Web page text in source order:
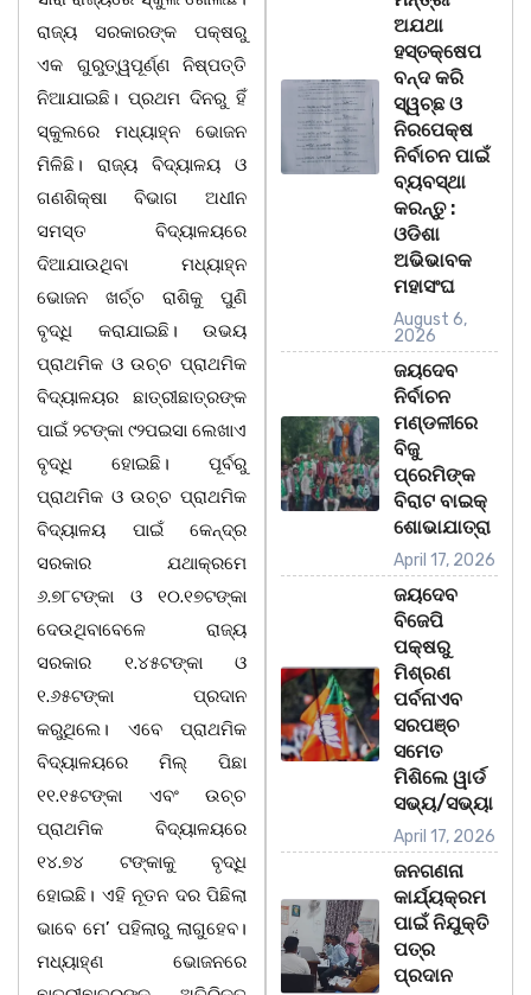
ରାଜ୍ୟ ସରକାରଙ୍କ ପକ୍ଷରୁ
ଏକ ଗୁରୁତ୍ୱପୂର୍ଣ୍ଣ ନିଷ୍ପତ୍ତି
ନିଆଯାଇଛି। ପ୍ରଥମ ଦିନରୁ ହିଁ
ସ୍କୁଲରେ ମଧ୍ୟାହ୍ନ ଭୋଜନ
ମିଳିଛି। ରାଜ୍ୟ ବିଦ୍ୟାଳୟ ଓ
ଗଣଶିକ୍ଷା ବିଭାଗ ଅଧୀନ
ସମସ୍ତ ବିଦ୍ୟାଳୟରେ
ଦିଆଯାଉଥିବା ମଧ୍ୟାହ୍ନ
ଭୋଜନ ଖର୍ଚ୍ଚ ରାଶିକୁ ପୁଣି
ବୃଦ୍ଧି କରାଯାଇଛି। ଉଭୟ
ପ୍ରାଥମିକ ଓ ଉଚ୍ଚ ପ୍ରାଥମିକ
ବିଦ୍ୟାଳୟର ଛାତ୍ରୀଛାତ୍ରଙ୍କ
ପାଇଁ ୨ଟଙ୍କା ୯୨ପଇସା ଲେଖାଏ
ବୃଦ୍ଧି ହୋଇଛି। ପୂର୍ବରୁ
ପ୍ରାଥମିକ ଓ ଉଚ୍ଚ ପ୍ରାଥମିକ
ବିଦ୍ୟାଳୟ ପାଇଁ କେନ୍ଦ୍ର
ସରକାର ଯଥାକ୍ରମେ
୬.୭୮ଟଙ୍କା ଓ ୧୦.୧୭ଟଙ୍କା
ଦେଉଥିବାବେଳେ ରାଜ୍ୟ
ସରକାର ୧.୪୫ଟଙ୍କା ଓ
୧.୬୫ଟଙ୍କା ପ୍ରଦାନ
କରୁଥିଲେ। ଏବେ ପ୍ରାଥମିକ
ବିଦ୍ୟାଳୟରେ ମିଲ୍ ପିଛା
୧୧.୧୫ଟଙ୍କା ଏବଂ ଉଚ୍ଚ
ପ୍ରାଥମିକ ବିଦ୍ୟାଳୟରେ
୧୪.୭୪ ଟଙ୍କାକୁ ବୃଦ୍ଧି
ହୋଇଛି। ଏହି ନୂତନ ଦର ପିଛିଲା
ଭାବେ ମେ’ ପହିଲାରୁ ଲାଗୁହେବ।
ମଧ୍ୟାହ୍ଣ ଭୋଜନରେ
ଅଯଥା
ହସ୍ତକ୍ଷେପ
ବନ୍ଦ କରି
ସ୍ୱଚ୍ଛ ଓ
ନିରପେକ୍ଷ
ନିର୍ବାଚନ ପାଇଁ
ବ୍ୟବସ୍ଥା
କରନ୍ତୁ :
ଓଡିଶା
ଅଭିଭାବକ
ମହାସଂଘ
August 6,
2026
ଜୟଦେବ
ନିର୍ବାଚନ
ମଣ୍ଡଳୀରେ
ବିଜୁ
ପ୍ରେମିଙ୍କ
ବିରାଟ ବାଇକ୍
ଶୋଭାଯାତ୍ରା
April 17, 2026
ଜୟଦେବ
ବିଜେପି
ପକ୍ଷରୁ
ମିଶ୍ରଣ
ପର୍ବନାଏବ
ସରପଞ୍ଚ
ସମେତ
ମିଶିଲେ ୱାର୍ଡ
ସଭ୍ୟ/ସଭ୍ୟା
April 17, 2026
ଜନଗଣନା
କାର୍ଯ୍ୟକ୍ରମ
ପାଇଁ ନିଯୁକ୍ତି
ପତ୍ର
ପ୍ରଦାନ